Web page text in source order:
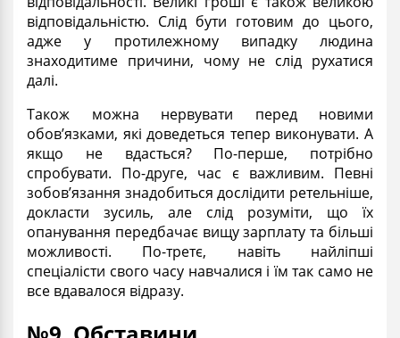
відповідальністю. Слід бути готовим до цього,
адже у протилежному випадку людина
знаходитиме причини, чому не слід рухатися
далі.
Також можна нервувати перед новими
обов’язками, які доведеться тепер виконувати. А
якщо не вдасться? По-перше, потрібно
спробувати. По-друге, час є важливим. Певні
зобов’язання знадобиться дослідити ретельніше,
докласти зусиль, але слід розуміти, що їх
опанування передбачає вищу зарплату та більші
можливості. По-третє, навіть найліпші
спеціалісти свого часу навчалися і їм так само не
все вдавалося відразу.